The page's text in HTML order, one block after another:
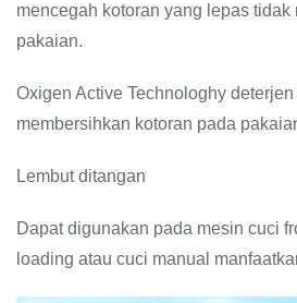
mencegah kotoran yang lepas tidak
pakaian.
Oxigen Active Technologhy
membersihkan kotoran pada
Lembut ditangan
Dapat digunakan pada mesin cuci
loading atau cuci manual